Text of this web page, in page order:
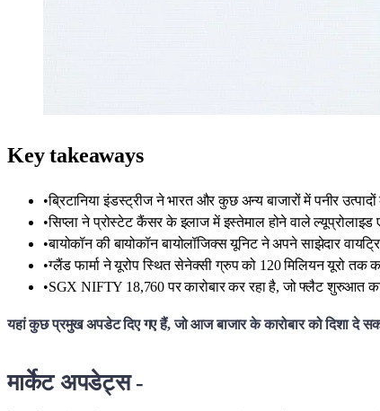
Key takeaways
•ब्रिटानिया इंडस्ट्रीज ने भारत और कुछ अन्य बाजारों में पनीर
•सिप्ला ने प्रोस्टेट कैंसर के इलाज में इस्तेमाल होने वाले
•बायोकॉन की बायोकॉन बायोलॉजिक्स यूनिट ने अपने साझेदार
•ग्लैंड फार्मा ने यूरोप स्थित सेनेक्सी ग्रुप को 120 मिलियन यूरो
•SGX NIFTY 18,760 पर कारोबार कर रहा है, जो फ्लैट शुरुआत
यहां कुछ प्रमुख अपडेट दिए गए हैं, जो आज बाजार के कारोबार को दिशा दे
मार्केट अपडेट्स -